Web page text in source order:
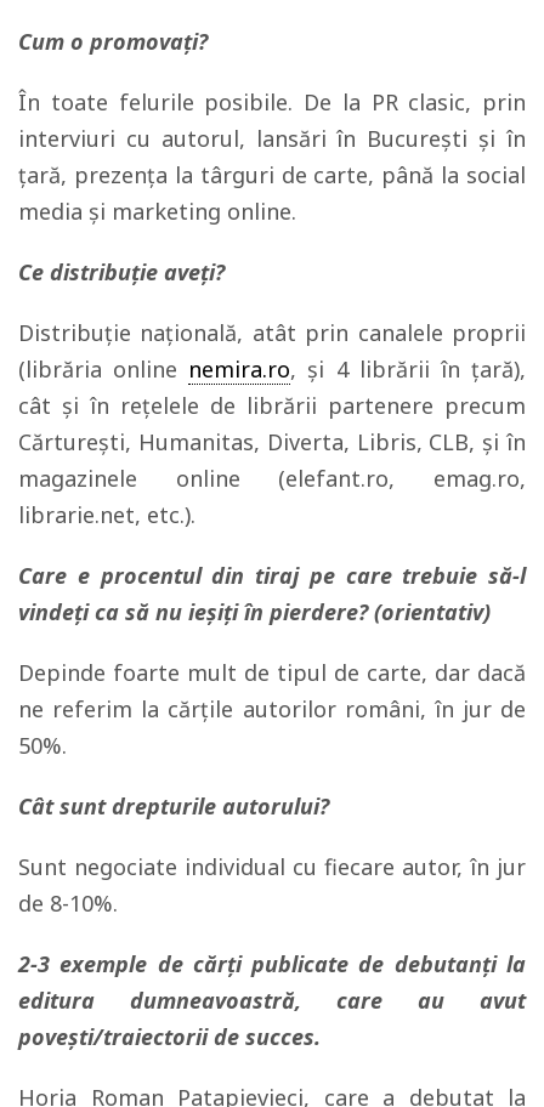
Cum o promovați?
În toate felurile posibile. De la PR clasic, prin
interviuri cu autorul, lansări în Bucureşti şi în
ţară, prezenţa la târguri de carte, până la social
media şi marketing online.
Ce distribuție aveți?
Distribuţie naţională, atât prin canalele proprii
(librăria online nemira.ro, şi 4 librării în ţară),
cât şi în reţelele de librării partenere precum
Cărtureşti, Humanitas, Diverta, Libris, CLB, şi în
magazinele online (elefant.ro, emag.ro,
librarie.net, etc.).
Care e procentul din tiraj pe care trebuie să-l
vindeți ca să nu ieșiți în pierdere? (orientativ)
Depinde foarte mult de tipul de carte, dar dacă
ne referim la cărţile autorilor români, în jur de
50%.
Cât sunt drepturile autorului?
Sunt negociate individual cu fiecare autor, în jur
de 8-10%.
2-3 exemple de cărți publicate de debutanți la
editura dumneavoastră, care au avut
povești/traiectorii de succes.
Horia Roman Patapievieci, care a debutat la